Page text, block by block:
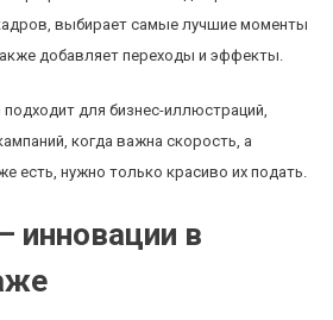
выбирает самые лучшие моменты
добавляет переходы и эффекты.
подходит для бизнес-иллюстраций,
когда важна скорость, а
есть, нужно только красиво их подать.
инновации в